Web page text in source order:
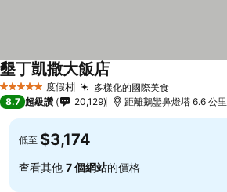
5 星級 度假村 多樣化的國際美食
墾丁凱撒大飯店
8.7 超級讚 20,129 距離鵝鑾鼻燈塔 6.6 公里
低至 $3,174
查看其他 7 個網站的價格